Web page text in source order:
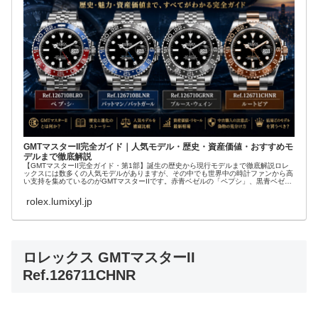
GMTマスターII完全ガイド｜人気モデル・歴史・資産価値・おすすめモ
デルまで徹底解説
【GMTマスターII完全ガイド・第1部】誕生の歴史から現行モデルまで徹底解説ロレ
ックスには数多くの人気モデルがありますが、その中でも世界中の時計ファンから高
い支持を集めているのがGMTマスターIIです。赤青ベゼルの「ペプシ」、黒青ベゼル
rolex.lumixyl.jp
ロレックス GMTマスターII
Ref.126711CHNR